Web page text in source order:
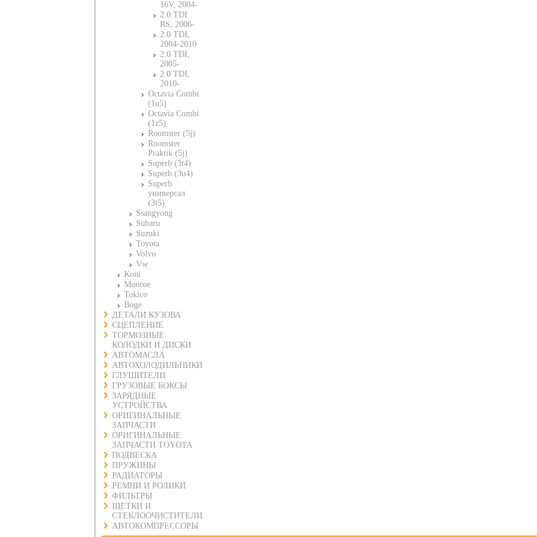
16V, 2004-
2.0 TDI
RS, 2006-
2.0 TDI,
2004-2010
2.0 TDI,
2005-
2.0 TDI,
2010-
Octavia Combi
(1u5)
Octavia Combi
(1z5)
Roomster (5j)
Roomster
Praktik (5j)
Superb (3t4)
Superb (3u4)
Superb
универсал
(3t5)
Ssangyong
Subaru
Suzuki
Toyota
Volvo
Vw
Koni
Monroe
Tokico
Boge
ДЕТАЛИ КУЗОВА
СЦЕПЛЕНИЕ
ТОРМОЗНЫЕ
КОЛОДКИ И ДИСКИ
АВТОМАСЛА
АВТОХОЛОДИЛЬНИКИ
ГЛУШИТЕЛИ
ГРУЗОВЫЕ БОКСЫ
ЗАРЯДНЫЕ
УСТРОЙСТВА
ОРИГИНАЛЬНЫЕ
ЗАПЧАСТИ
ОРИГИНАЛЬНЫЕ
ЗАПЧАСТИ TOYOTA
ПОДВЕСКА
ПРУЖИНЫ
РАДИАТОРЫ
РЕМНИ И РОЛИКИ
ФИЛЬТРЫ
ЩЕТКИ И
СТЕКЛООЧИСТИТЕЛИ
АВТОКОМПРЕССОРЫ